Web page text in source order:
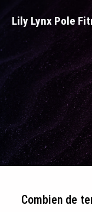
Lily Lynx Pole
Combien de